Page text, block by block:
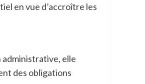
en vue d’accroître les
administrative, elle
des obligations